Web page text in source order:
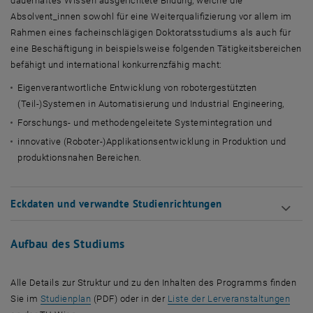
Absolvent_innen sowohl für eine Weiterqualifizierung vor allem im
Rahmen eines facheinschlägigen Doktoratsstudiums als auch für
eine Beschäftigung in beispielsweise folgenden Tätigkeitsbereichen
befähigt und international konkurrenzfähig macht:
Eigenverantwortliche Entwicklung von robotergestützten
(Teil-)Systemen in Automatisierung und Industrial Engineering,
Forschungs- und methodengeleitete Systemintegration und
innovative (Roboter-)Applikationsentwicklung in Produktion und
produktionsnahen Bereichen.
Eckdaten und verwandte Studienrichtungen
Aufbau des Studiums
Alle Details zur Struktur und zu den Inhalten des Programms finden
Sie im Studienplan , öffnet in einem neuen Fenster
(PDF) oder in der Liste der Lerveranstaltungen